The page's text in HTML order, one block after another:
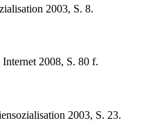
2003, S. 8.
2008, S. 80 f.
2003, S. 23.